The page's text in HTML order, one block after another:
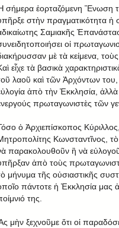
σήμερα ἑορταζόμενη Ἕνωση
στὴν πραγματικότητα ἡ
Σαμιακῆς
οἱ
μὲ τὰ κείμενα,
εἶχε τὰ βασικὰ
λαοῦ καὶ τῶν Ἀρχόντων του,
ἀπὸ τὴν Ἐκκλησία,
πρωταγωνιστὲς τῶν
ὁ Ἀρχιεπίσκοπος
Κωνσταντῖνος,
παρακολουθοῦν ἢ νὰ
ἀπὸ τοὺς
μήνυμα τῆς οὐσιαστικῆς
πάντοτε ἡ Ἐκκλησία μας
της.
μὴν ξεχνοῦμε ὅτι οἱ